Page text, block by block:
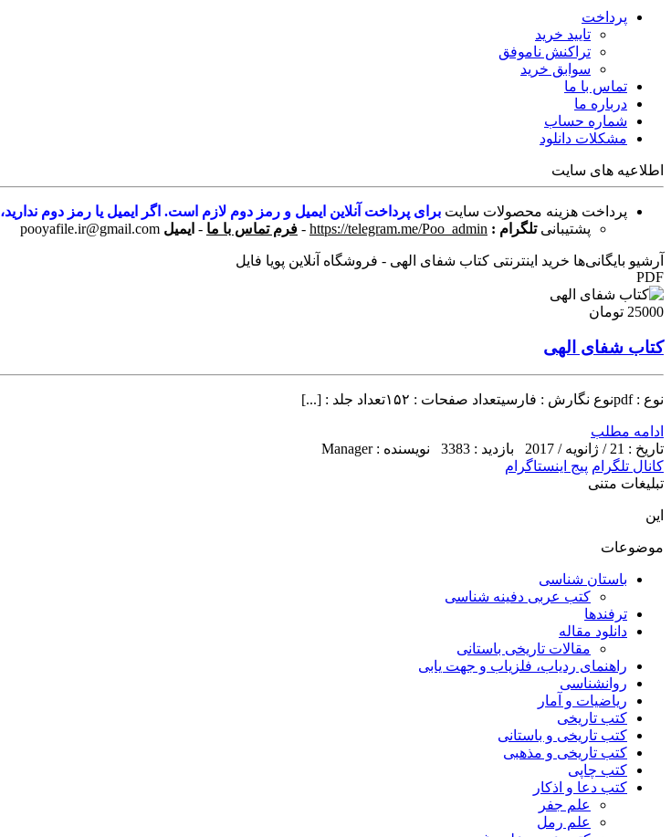
پرداخت
تایید خرید
تراکنش ناموفق
سوابق خرید
تماس با ما
درباره ما
شماره حساب
مشکلات دانلود
اطلاعیه های سایت
پرداخت هزینه محصولات سایت برای پرداخت آنلاین ایمیل و رمز دوم لازم است. اگر ایمیل یا رمز دوم ندارید،
پشتیبانی تلگرام : https://telegram.me/Poo_admin
- فرم تماس با ما - ایمیل pooyafile.ir@gmail.com
آرشیو بایگانی‌ها خرید اینترنتی کتاب شفای الهی - فروشگاه آنلاین پویا فایل
PDF
25000 تومان
کتاب شفای الهی
نوع : pdfنوع نگارش : فارسیتعداد صفحات : ۱۵۲تعداد جلد : [...]
ادامه مطلب
تاریخ : 21 / ژانویه / 2017
بازدید : 3383
نویسنده : Manager
کانال تلگرام پیج اینستاگرام
تبلیغات متنی
این
موضوعات
باستان شناسی
کتب عربی دفینه شناسی
ترفندها
دانلود مقاله
مقالات تاریخی باستانی
راهنمای ردیاب، فلزیاب و جهت یابی
روانشناسی
ریاضیات و آمار
کتب تاریخی
کتب تاریخی و باستانی
کتب تاریخی و مذهبی
کتب چاپی
کتب دعا و اذکار
علم جفر
علم رمل